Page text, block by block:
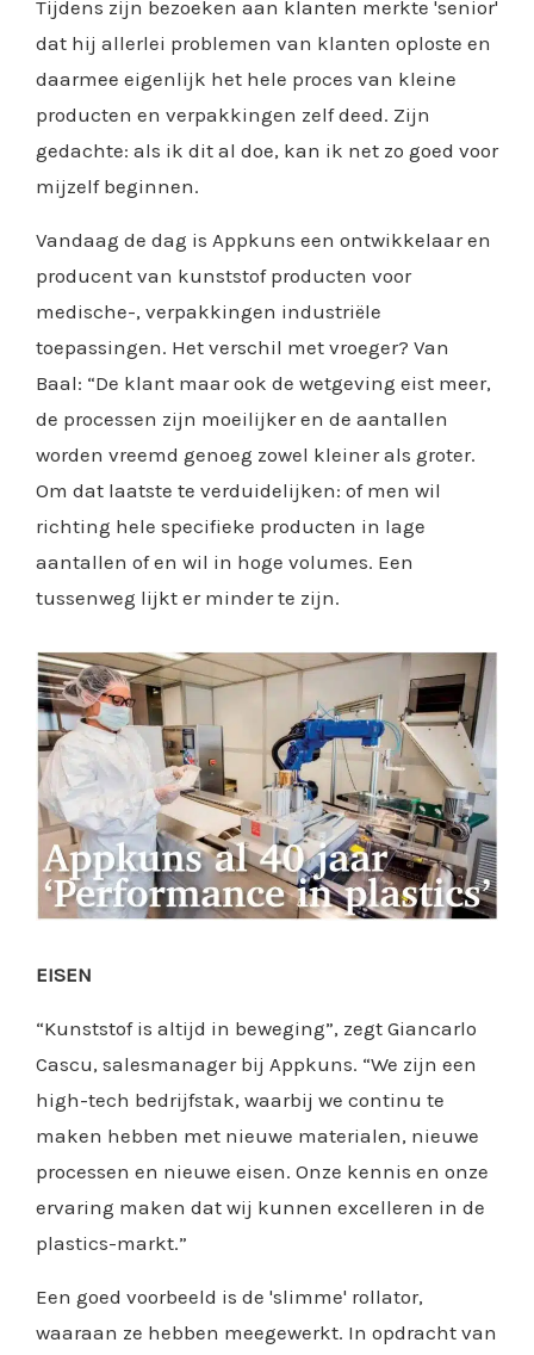
Tijdens zijn bezoeken aan klanten merkte 'senior'
dat hij allerlei problemen van klanten oploste en
daarmee eigenlijk het hele proces van kleine
producten en verpakkingen zelf deed. Zijn
gedachte: als ik dit al doe, kan ik net zo goed voor
mijzelf beginnen.
Vandaag de dag is Appkuns een ontwikkelaar en
producent van kunststof producten voor
medische-, verpakkingen industriële
toepassingen. Het verschil met vroeger? Van
Baal: “De klant maar ook de wetgeving eist meer,
de processen zijn moeilijker en de aantallen
worden vreemd genoeg zowel kleiner als groter.
Om dat laatste te verduidelijken: of men wil
richting hele specifieke producten in lage
aantallen of en wil in hoge volumes. Een
tussenweg lijkt er minder te zijn.
EISEN
“Kunststof is altijd in beweging”, zegt Giancarlo
Cascu, salesmanager bij Appkuns. “We zijn een
high-tech bedrijfstak, waarbij we continu te
maken hebben met nieuwe materialen, nieuwe
processen en nieuwe eisen. Onze kennis en onze
ervaring maken dat wij kunnen excelleren in de
plastics-markt.”
Een goed voorbeeld is de 'slimme' rollator,
waaraan ze hebben meegewerkt. In opdracht van